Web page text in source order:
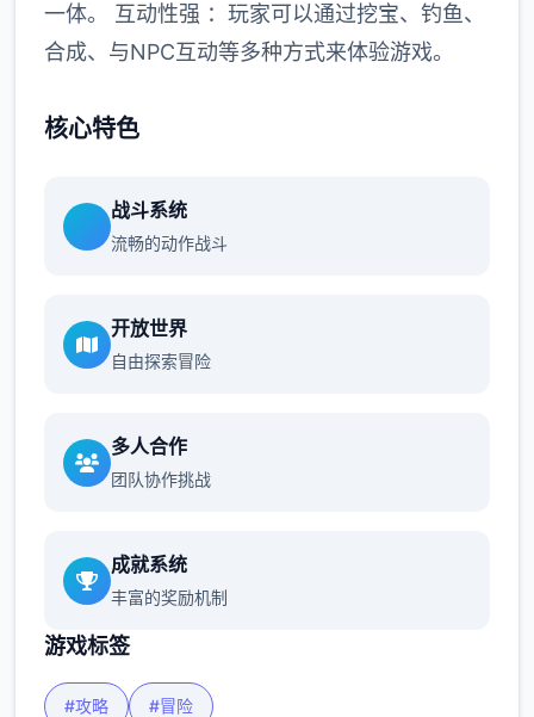
一体。 互动性强 ：玩家可以通过挖宝、钓鱼、
合成、与NPC互动等多种方式来体验游戏。
核心特色
战斗系统
流畅的动作战斗
开放世界
自由探索冒险
多人合作
团队协作挑战
成就系统
丰富的奖励机制
游戏标签
#攻略 #冒险